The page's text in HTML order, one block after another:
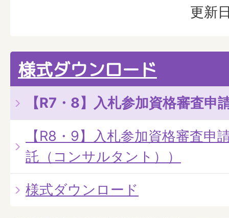
更新
様式ダウンロード
【R7・8】入札参加資格審査申
【R8・9】入札参加資格審査申
託（コンサルタント））
様式ダウンロード